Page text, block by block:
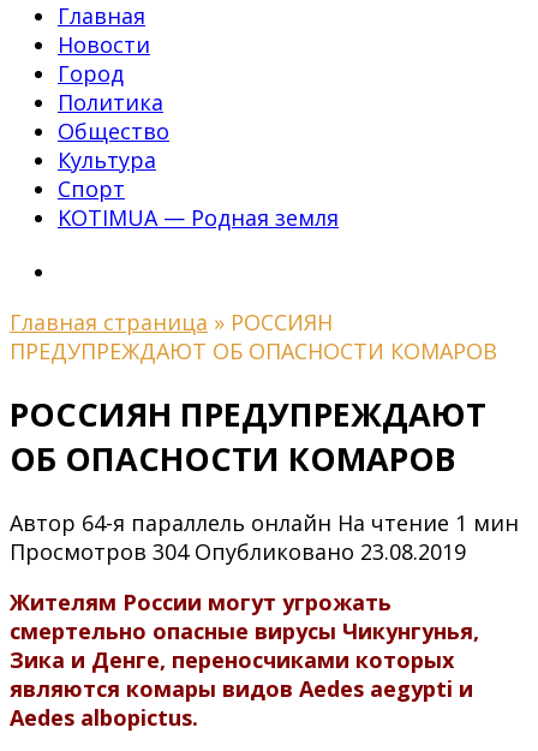
Главная
Новости
Город
Политика
Общество
Культура
Спорт
KOTIMUA — Родная земля
Главная страница » РОССИЯН
ПРЕДУПРЕЖДАЮТ ОБ ОПАСНОСТИ КОМАРОВ
РОССИЯН ПРЕДУПРЕЖДАЮТ
ОБ ОПАСНОСТИ КОМАРОВ
Автор 64-я параллель онлайн На чтение 1 мин
Просмотров 304 Опубликовано 23.08.2019
Жителям России могут угрожать
смертельно опасные вирусы Чикунгунья,
Зика и Денге, переносчиками которых
являются комары видов Aedes aegypti и
Aedes albopictus.